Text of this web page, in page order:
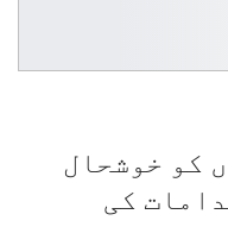
کو خوشحال
کی